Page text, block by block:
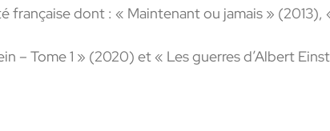
française dont : « Maintenant ou jamais »
– Tome 1 » (2020) et « Les guerres d’Albert